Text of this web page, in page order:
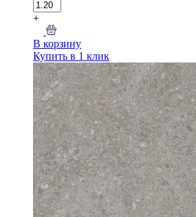
+
В корзину
Купить в 1 клик